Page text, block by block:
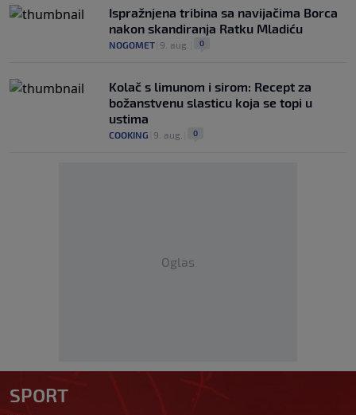
Ispražnjena tribina sa navijačima Borca
nakon skandiranja Ratku Mladiću
NOGOMET 9. aug. 0
Kolač s limunom i sirom: Recept za
božanstvenu slasticu koja se topi u
ustima
COOKING 9. aug. 0
Oglas
SPORT